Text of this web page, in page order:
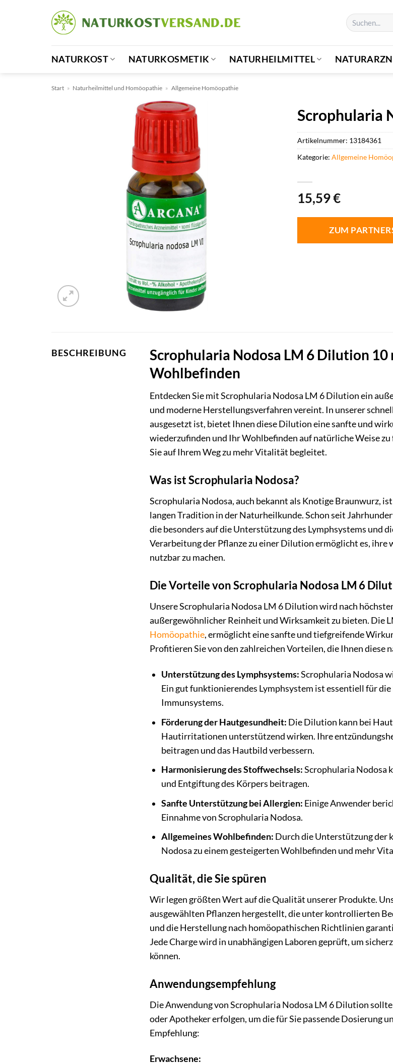
Suchen
nach:
NATURKOST NATURKOSMETIK NATURHEILMITTEL
Start » Naturheilmittel und Homöopathie » Allgemeine Homöopathie
Scrophularia
15,59€
ZUM
Artikelnummer: 13184361
Kategorie: Allgemeine
BESCHREIBUNG
Scrophularia Nodosa LM 6 Dilution
Wohlbefinden
Entdecken Sie mit Scrophularia Nodosa LM 6 Dilution ein
und moderne Herstellungsverfahren vereint. In unserer
ausgesetzt ist, bietet Ihnen diese Dilution eine sanfte und
wiederzufinden und Ihr Wohlbefinden auf natürliche Weise
Sie auf Ihrem Weg zu mehr Vitalität begleitet.
Was ist Scrophularia Nodosa?
Scrophularia Nodosa, auch bekannt als Knotige Braunwurz,
langen Tradition in der Naturheilkunde. Schon seit
die besonders auf die Unterstützung des Lymphsystems und
Verarbeitung der Pflanze zu einer Dilution ermöglicht es,
nutzbar zu machen.
Die Vorteile von Scrophularia Nodosa LM 6
Unsere Scrophularia Nodosa LM 6 Dilution wird nach
außergewöhnlicher Reinheit und Wirksamkeit zu bieten. Die
Homöopathie, ermöglicht eine sanfte und tiefgreifende
Profitieren Sie von den zahlreichen Vorteilen, die Ihnen
Unterstützung des Lymphsystems:Scrophularia Nodosa
Ein gut funktionierendes Lymphsystem ist essentiell für
Immunsystems.
Förderung der Hautgesundheit: Die Dilution kann bei
Hautirritationen unterstützend wirken. Ihre
beitragen und das Hautbild verbessern.
Harmonisierung des Stoffwechsels:Scrophularia Nodosa
und Entgiftung des Körpers beitragen.
Sanfte Unterstützung bei Allergien: Einige Anwender
Einnahme von Scrophularia Nodosa.
Allgemeines Wohlbefinden: Durch die Unterstützung der
Nodosa zu einem gesteigerten Wohlbefinden und mehr
Qualität, die Sie spüren
Wir legen größten Wert auf die Qualität unserer Produkte.
ausgewählten Pflanzen hergestellt, die unter kontrollierten
und die Herstellung nach homöopathischen Richtlinien
Jede Charge wird in unabhängigen Laboren geprüft, um
können.
Anwendungsempfehlung
Die Anwendung von Scrophularia Nodosa LM 6 Dilution
oder Apotheker erfolgen, um die für Sie passende Dosierung
Empfehlung:
Erwachsene: